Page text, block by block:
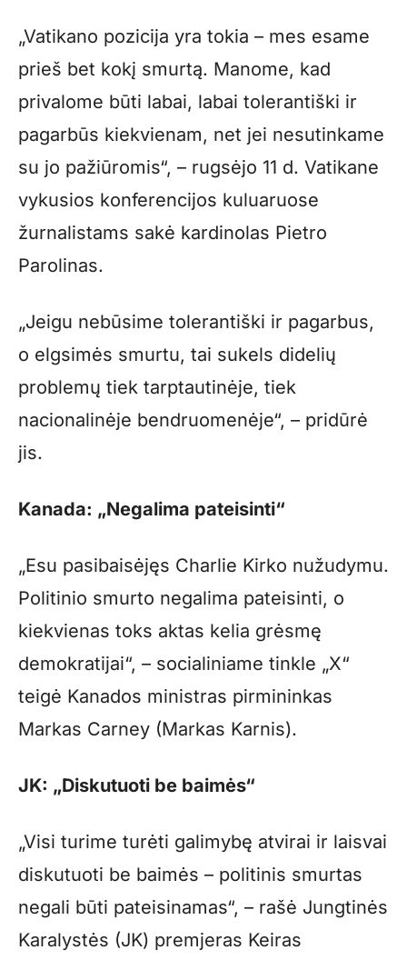
„Vatikano pozicija yra tokia – mes esame
prieš bet kokį smurtą. Manome, kad
privalome būti labai, labai tolerantiški ir
pagarbūs kiekvienam, net jei nesutinkame
su jo pažiūromis“, – rugsėjo 11 d. Vatikane
vykusios konferencijos kuluaruose
žurnalistams sakė kardinolas Pietro
Parolinas.
„Jeigu nebūsime tolerantiški ir pagarbus,
o elgsimės smurtu, tai sukels didelių
problemų tiek tarptautinėje, tiek
nacionalinėje bendruomenėje“, – pridūrė
jis.
Kanada: „Negalima pateisinti“
„Esu pasibaisėjęs Charlie Kirko nužudymu.
Politinio smurto negalima pateisinti, o
kiekvienas toks aktas kelia grėsmę
demokratijai“, – socialiniame tinkle „X“
teigė Kanados ministras pirmininkas
Markas Carney (Markas Karnis).
JK: „Diskutuoti be baimės“
„Visi turime turėti galimybę atvirai ir laisvai
diskutuoti be baimės – politinis smurtas
negali būti pateisinamas“, – rašė Jungtinės
Karalystės (JK) premjeras Keiras